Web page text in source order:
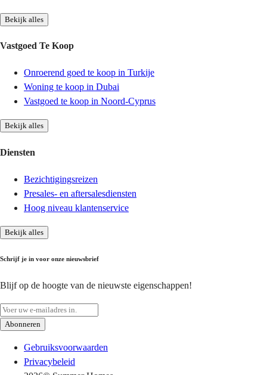
Bekijk alles
Vastgoed Te Koop
Onroerend goed te koop in Turkije
Woning te koop in Dubai
Vastgoed te koop in Noord-Cyprus
Bekijk alles
Diensten
Bezichtigingsreizen
Presales- en aftersalesdiensten
Hoog niveau klantenservice
Bekijk alles
Schrijf je in voor onze nieuwsbrief
Blijf op de hoogte van de nieuwste eigenschappen!
Abonneren
Gebruiksvoorwaarden
Privacybeleid